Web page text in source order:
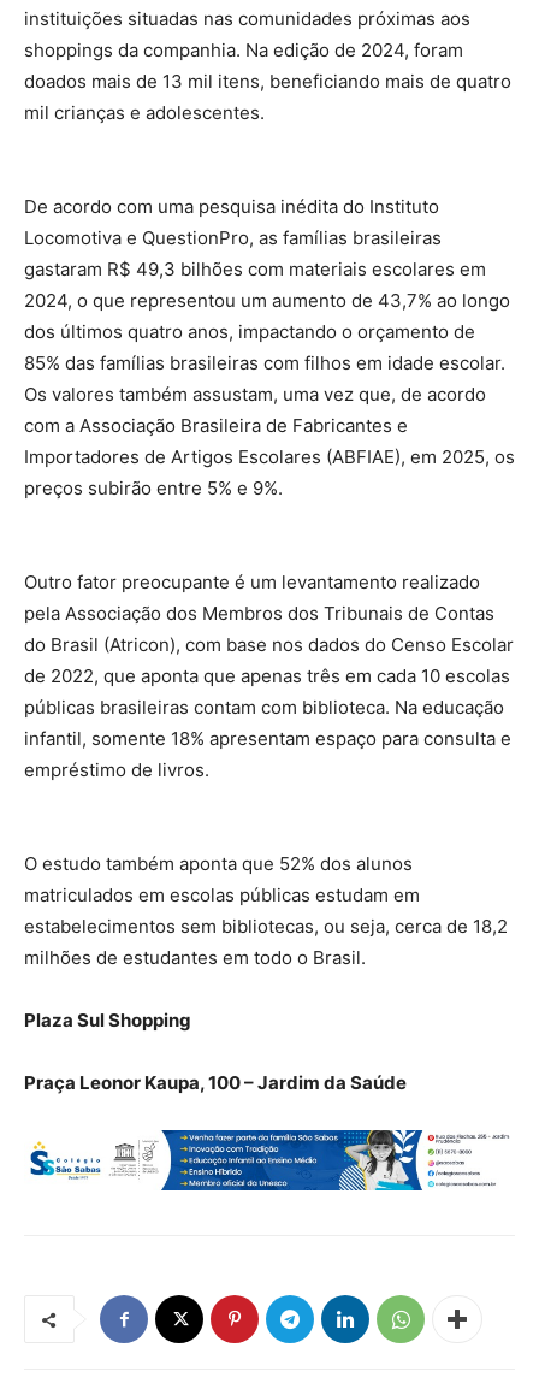
instituições situadas nas comunidades próximas aos
shoppings da companhia. Na edição de 2024, foram
doados mais de 13 mil itens, beneficiando mais de quatro
mil crianças e adolescentes.
De acordo com uma pesquisa inédita do Instituto
Locomotiva e QuestionPro, as famílias brasileiras
gastaram R$ 49,3 bilhões com materiais escolares em
2024, o que representou um aumento de 43,7% ao longo
dos últimos quatro anos, impactando o orçamento de
85% das famílias brasileiras com filhos em idade escolar.
Os valores também assustam, uma vez que, de acordo
com a Associação Brasileira de Fabricantes e
Importadores de Artigos Escolares (ABFIAE), em 2025, os
preços subirão entre 5% e 9%.
Outro fator preocupante é um levantamento realizado
pela Associação dos Membros dos Tribunais de Contas
do Brasil (Atricon), com base nos dados do Censo Escolar
de 2022, que aponta que apenas três em cada 10 escolas
públicas brasileiras contam com biblioteca. Na educação
infantil, somente 18% apresentam espaço para consulta e
empréstimo de livros.
O estudo também aponta que 52% dos alunos
matriculados em escolas públicas estudam em
estabelecimentos sem bibliotecas, ou seja, cerca de 18,2
milhões de estudantes em todo o Brasil.
Plaza Sul Shopping
Praça Leonor Kaupa, 100 – Jardim da Saúde